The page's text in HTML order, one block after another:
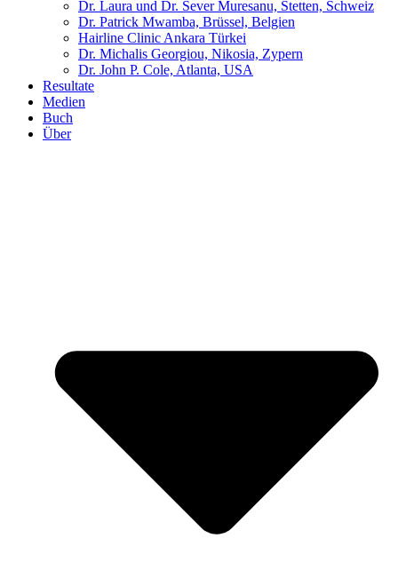
Dr. Laura und Dr. Sever Muresanu, Stetten, Schweiz
Dr. Patrick Mwamba, Brüssel, Belgien
Hairline Clinic Ankara Türkei
Dr. Michalis Georgiou, Nikosia, Zypern
Dr. John P. Cole, Atlanta, USA
Resultate
Medien
Buch
Über